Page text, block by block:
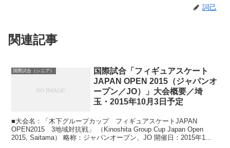
詞己
関連記事
国際試合（シニア）
国際試合「フィギュアスケート
JAPAN OPEN 2015（ジャパンオ
ープン／JO）」大会概要／埼
玉・2015年10月3日予定
■大会名：「木下グループカップ フィギュアスケートJAPAN
OPEN2015 3地域対抗戦」 （Kinoshita Group Cup Japan Open
2015, Saitama） 略称：ジャパンオープン、JO 開催日：2015年1...